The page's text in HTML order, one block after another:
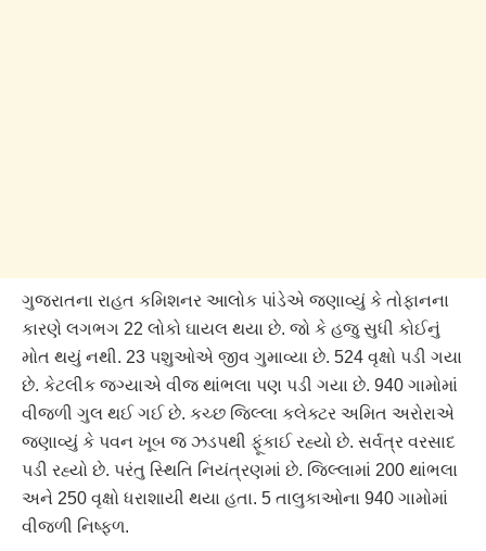
ગુજરાતના રાહત કમિશનર આલોક પાંડેએ જણાવ્યું કે તોફાનના
કારણે લગભગ 22 લોકો ઘાયલ થયા છે. જો કે હજુ સુધી કોઈનું
મોત થયું નથી. 23 પશુઓએ જીવ ગુમાવ્યા છે. 524 વૃક્ષો પડી ગયા
છે. કેટલીક જગ્યાએ વીજ થાંભલા પણ પડી ગયા છે. 940 ગામોમાં
વીજળી ગુલ થઈ ગઈ છે. કચ્છ જિલ્લા કલેક્ટર અમિત અરોરાએ
જણાવ્યું કે પવન ખૂબ જ ઝડપથી ફૂંકાઈ રહ્યો છે. સર્વત્ર વરસાદ
પડી રહ્યો છે. પરંતુ સ્થિતિ નિયંત્રણમાં છે. જિલ્લામાં 200 થાંભલા
અને 250 વૃક્ષો ધરાશાયી થયા હતા. 5 તાલુકાઓના 940 ગામોમાં
વીજળી નિષ્ફળ.